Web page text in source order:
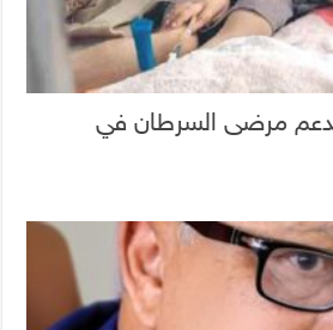
لدعم مرضى السرطان في